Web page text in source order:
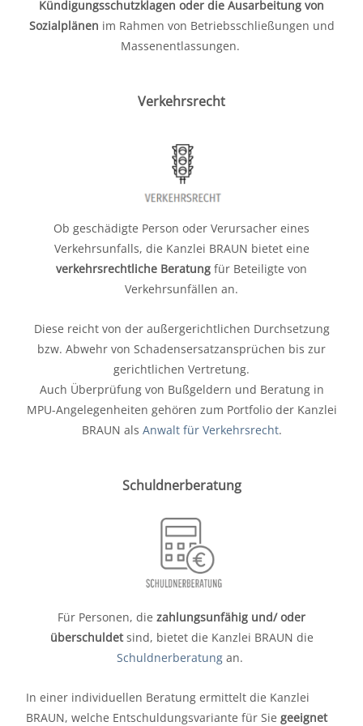
Kündigungsschutzklagen oder die Ausarbeitung von
Sozialplänen im Rahmen von Betriebsschließungen und
Massenentlassungen.
Verkehrsrecht
Ob geschädigte Person oder Verursacher eines
Verkehrsunfalls, die Kanzlei BRAUN bietet eine
verkehrsrechtliche Beratung für Beteiligte von
Verkehrsunfällen an.
Diese reicht von der außergerichtlichen Durchsetzung
bzw. Abwehr von Schadensersatzansprüchen bis zur
gerichtlichen Vertretung.
Auch Überprüfung von Bußgeldern und Beratung in
MPU-Angelegenheiten gehören zum Portfolio der Kanzlei
BRAUN als Anwalt für Verkehrsrecht.
Schuldnerberatung
Für Personen, die zahlungsunfähig und/ oder
überschuldetsind, bietet die Kanzlei BRAUN die
Schuldnerberatung an.
In einer individuellen Beratung ermittelt die Kanzlei
BRAUN, welche Entschuldungsvariante für Sie geeignet